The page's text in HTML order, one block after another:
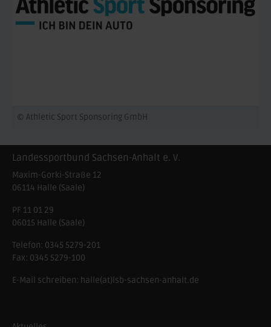
© Athletic Sport Sponsoring GmbH
Landessportbund Sachsen-Anhalt e. V.
Maxim-Gorki-Straße 12
06114 Halle (Saale)
PF 11 01 29
06015 Halle (Saale)
Telefon: 0345 5279-201
Fax: 0345 5279-100
E-Mail schreiben: halle(at)lsb-sachsen-anhalt.de